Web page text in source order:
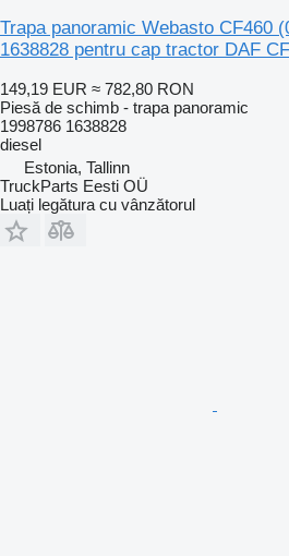
Trapa panoramic Webasto CF460
1638828 pentru cap tractor DAF
149,19 EUR ≈ 782,80 RON
Piesă de schimb - trapa panoramic
1998786 1638828
diesel
Estonia, Tallinn
TruckParts Eesti OÜ
Luați legătura cu vânzătorul